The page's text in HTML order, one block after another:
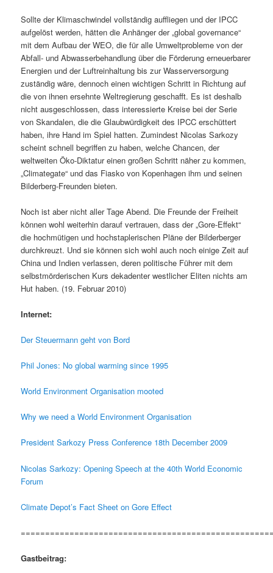
Sollte der Klimaschwindel vollständig auffliegen und der IPCC
aufgelöst werden, hätten die Anhänger der „global governance“
mit dem Aufbau der WEO, die für alle Umweltprobleme von der
Abfall- und Abwasserbehandlung über die Förderung erneuerbarer
Energien und der Luftreinhaltung bis zur Wasserversorgung
zuständig wäre, dennoch einen wichtigen Schritt in Richtung auf
die von ihnen ersehnte Weltregierung geschafft. Es ist deshalb
nicht ausgeschlossen, dass interessierte Kreise bei der Serie
von Skandalen, die die Glaubwürdigkeit des IPCC erschüttert
haben, ihre Hand im Spiel hatten. Zumindest Nicolas Sarkozy
scheint schnell begriffen zu haben, welche Chancen, der
weltweiten Öko-Diktatur einen großen Schritt näher zu kommen,
„Climategate“ und das Fiasko von Kopenhagen ihm und seinen
Bilderberg-Freunden bieten.
Noch ist aber nicht aller Tage Abend. Die Freunde der Freiheit
können wohl weiterhin darauf vertrauen, dass der „Gore-Effekt“
die hochmütigen und hochstaplerischen Pläne der Bilderberger
durchkreuzt. Und sie können sich wohl auch noch einige Zeit auf
China und Indien verlassen, deren politische Führer mit dem
selbstmörderischen Kurs dekadenter westlicher Eliten nichts am
Hut haben. (19. Februar 2010)
Internet:
Der Steuermann geht von Bord
Phil Jones: No global warming since 1995
World Environment Organisation mooted
Why we need a World Environment Organisation
President Sarkozy Press Conference 18th December 2009
Nicolas Sarkozy: Opening Speech at the 40th World Economic
Forum
Climate Depot’s Fact Sheet on Gore Effect
Gastbeitrag: